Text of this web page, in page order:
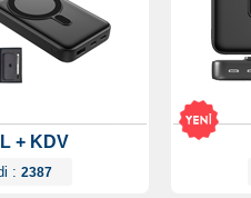
+ KDV
: 2387